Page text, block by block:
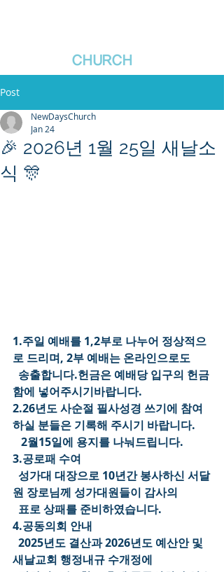
CHURCH
Post
🎉 2026년 1월 25일 새날소
식 🎊
NewDaysChurch
Jan 24
1.주일 예배를 1,2부로 나누어 정상적으
로 드리며, 2부 예배는 온라인으로도
송출합니다.헌금은 예배당 입구의 헌금
함에 넣어주시기바랍니다.
2.26년도 사순절 필사성경 쓰기에 참여
하실 분들은 기록해 주시기 바랍니다.
2월15일에 용지를 나눠드립니다.
3.공로패 수여
성가대 대장으로 10년간 봉사하신 서달
원 장로님께 성가대원들이 감사의
표로 상패를 준비하였습니다.
4.공동의회 안내
2025년도 결산과 2026년도 예산안 및
새날교회 행정내규 수개정에